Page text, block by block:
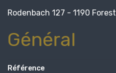
Rodenbach 127 - 1190 Forest
Général
Référence